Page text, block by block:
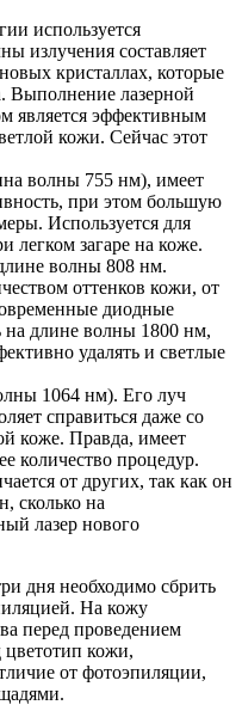
используется
излучения составляет
кристаллах, которые
Выполнение лазерной
является эффективным
кожи. Сейчас этот
волны 755 нм), имеет
при этом большую
Используется для
легком загаре на коже.
волны 808 нм.
оттенков кожи, от
диодные
на длине волны 1800 нм,
удалять и светлые
1064 нм). Его луч
справиться даже со
коже. Правда, имеет
количество процедур.
от других, так как он
сколько на
лазер нового
дня необходимо сбрить
На кожу
перед проведением
цветотип кожи,
от фотоэпиляции,